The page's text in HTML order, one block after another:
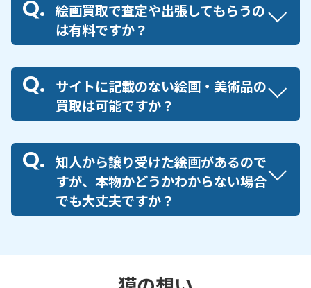
絵画買取で査定や出張してもらうの
は有料ですか？
サイトに記載のない絵画・美術品の
買取は可能ですか？
知人から譲り受けた絵画があるので
すが、本物かどうかわからない場合
でも大丈夫ですか？